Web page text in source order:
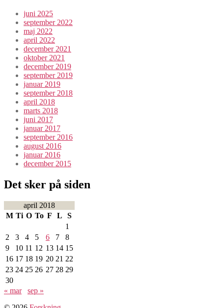
juni 2025
september 2022
maj 2022
april 2022
december 2021
oktober 2021
december 2019
september 2019
januar 2019
september 2018
april 2018
marts 2018
juni 2017
januar 2017
september 2016
august 2016
januar 2016
december 2015
Det sker på siden
april 2018
M Ti O To F L
S
1
2
3 4 5 6 7
8
9
10 11 12 13 14 15
16 17 18 19 20 21 22
23 24 25 26 27 28 29
30
« mar
sep »